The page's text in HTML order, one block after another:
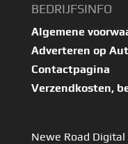
BEDRIJFSINFO
Algemene
Adverteren op
Contactpagina
Verzendkosten,
Newe Road Digital